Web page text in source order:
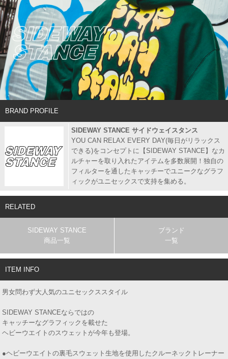
BRAND PROFILE
SIDEWAY STANCE サイドウェイスタンス
YOU CAN RELAX EVERY DAY(毎日がリラックス
できる)をコンセプトに【SIDEWAY STANCE】なカ
ルチャーを取り入れたアイテムを多数展開！独自の
フィルターを通したキャッチーでユニークなグラフ
ィックがユニセックスで支持を集める。
RELATED
SIDEWAY STANCE
商品一覧
ブランド
一覧
ITEM INFO
男女問わず大人気のユニセックススタイル
SIDEWAY STANCEならではの
キャッチーなグラフィックを載せた
ヘビーウエイトのスウェットが今年も登場。
●ヘビーウエイトの裏毛スウェット生地を使用したクルーネックトレーナー